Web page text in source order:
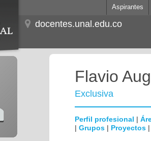
Aspirantes
docentes.unal.edu.co
Flavio
Exclusiva
Perfil profesional |
| Grupos | Proyectos